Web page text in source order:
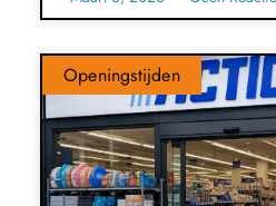
Openingstijden